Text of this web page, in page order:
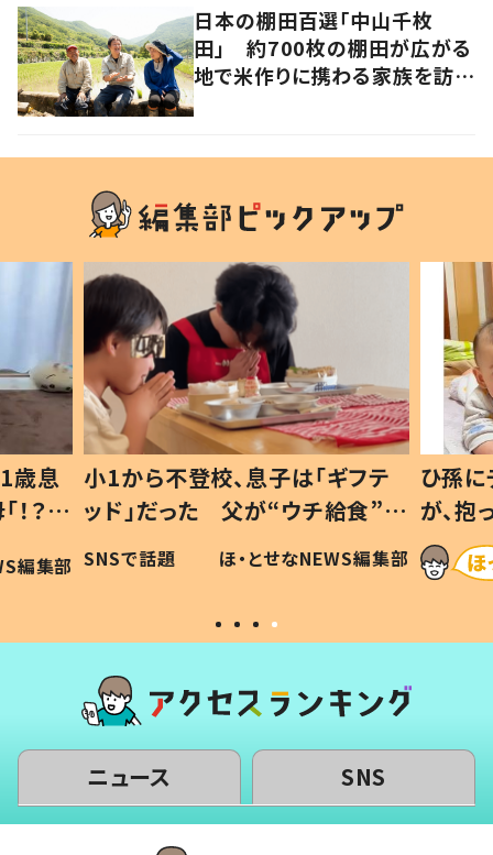
日本の棚田百選「中山千枚
田」 約700枚の棚田が広がる
地で米作りに携わる家族を訪ね
歳息
？」
編集部
小1から不登校、息子は「ギフテ
ッド」だった 父が“ウチ給食”を
作り続ける理由とは #令和の親
#令和の子
SNSで話題 ほ・とせなNEWS編集部
ひ孫
が、
「涙が
い」
ニュース SNS